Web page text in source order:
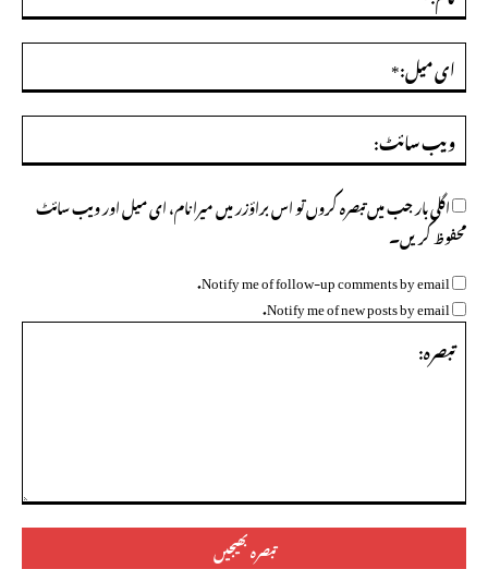
تبصرہ:
ای
اگلی بار جب میں تبصرہ کروں تو اس براؤزر میں میرا نام، ای میل اور ویب سائٹ
محفوظ کریں۔
Notify me of follow-up comments by email.
Notify me of new posts by email.